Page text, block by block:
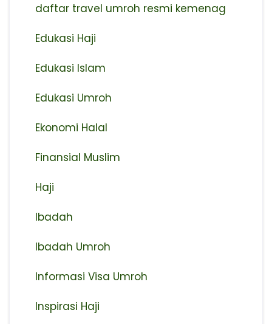
daftar travel umroh resmi kemenag
Edukasi Haji
Edukasi Islam
Edukasi Umroh
Ekonomi Halal
Finansial Muslim
Haji
Ibadah
Ibadah Umroh
Informasi Visa Umroh
Inspirasi Haji